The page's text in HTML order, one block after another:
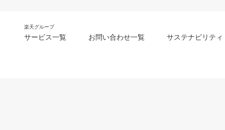
楽天グループ
サービス一覧 お問い合わせ一覧 サステナビリティ